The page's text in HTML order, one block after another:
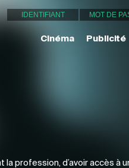
Cinéma Publicité
profession, d’avoir accès à